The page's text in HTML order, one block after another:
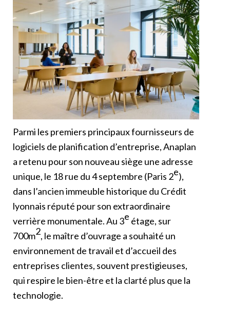
Parmi les premiers principaux fournisseurs de
logiciels de planification d’entreprise, Anaplan
a retenu pour son nouveau siège une adresse
unique, le 18 rue du 4 septembre (Paris 2e),
dans l’ancien immeuble historique du Crédit
lyonnais réputé pour son extraordinaire
verrière monumentale. Au 3e étage, sur
700m2, le maître d’ouvrage a souhaité un
environnement de travail et d’accueil des
entreprises clientes, souvent prestigieuses,
qui respire le bien-être et la clarté plus que la
technologie.